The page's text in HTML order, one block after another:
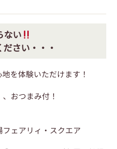
ない
さい・・・
を体験いただけます！
おつまみ付！
ェアリィ・スクエア